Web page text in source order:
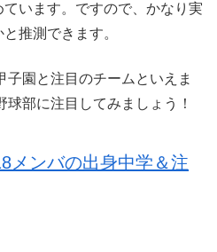
います。ですので、かなり実
推測できます。
子園と注目のチームといえま
部に注目してみましょう！
メンバの出身中学＆注